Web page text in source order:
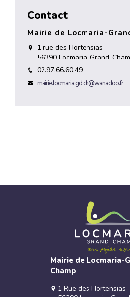
Contact
Mairie de Locmaria-
1 rue des Hortensias
56390 Locmaria-Grand-
02.97.66.60.49
mairie.locmaria.gd.ch@wanadoo.fr
Mairie de Locmaria-
Champ
1 Rue des Hortensias